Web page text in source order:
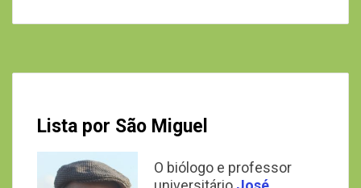
Lista por São Miguel
O biólogo e professor